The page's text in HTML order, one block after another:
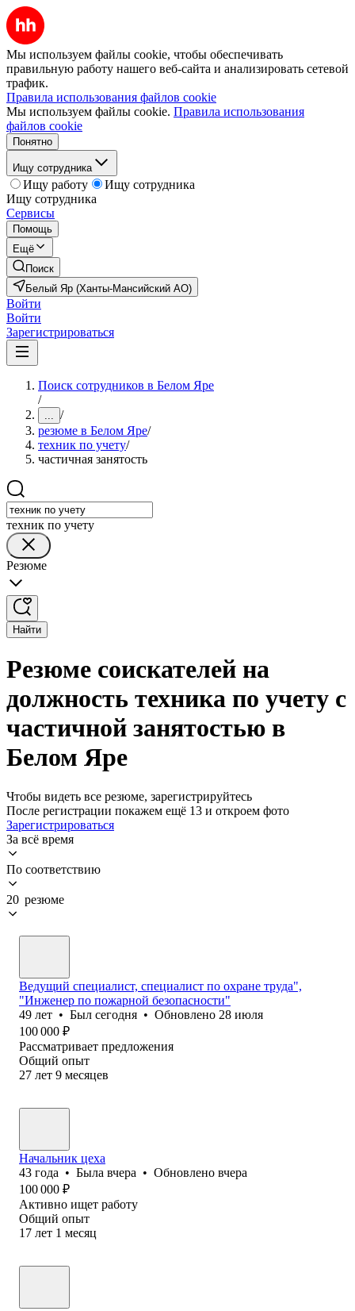
Мы используем файлы cookie, чтобы обеспечивать
правильную работу нашего веб-сайта и анализировать сетевой
трафик.
Правила использования файлов cookie
Мы используем файлы cookie. Правила использования
файлов cookie
Понятно
Ищу сотрудника
Ищу работу
Ищу сотрудника
Ищу сотрудника
Сервисы
Помощь
Ещё
Поиск
Белый Яр (Ханты-Мансийский АО)
Войти
Войти
Зарегистрироваться
Поиск сотрудников в Белом Яре
/
... /
резюме в Белом Яре/
техник по учету/
частичная занятость
техник по учету
Резюме
Найти
Резюме соискателей на
должность техника по учету с
частичной занятостью в
Белом Яре
Чтобы видеть все резюме, зарегистрируйтесь
После регистрации покажем ещё 13 и откроем фото
Зарегистрироваться
За всё время
По соответствию
20 резюме
Ведущий специалист, специалист по охране труда",
"Инженер по пожарной безопасности"
49 лет • Был сегодня • Обновлено 28 июля
100 000 ₽
Рассматривает предложения
Общий опыт
27 лет 9 месяцев
Начальник цеха
43 года • Была вчера • Обновлено вчера
100 000 ₽
Активно ищет работу
Общий опыт
17 лет 1 месяц